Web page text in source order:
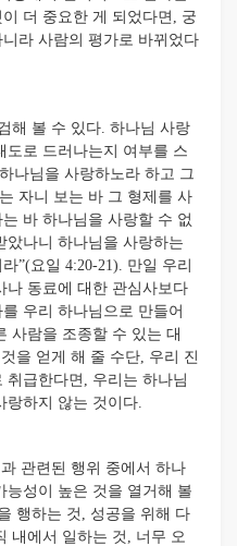
더 중요한 게 되었다면, 궁
라 사람의 평가로 바뀌었다
해 볼 수 있다. 하나님 사랑
도로 드러나는지 여부를 스
나님을 사랑하노라 하고 그
자니 보는 바 그 형제를 사
바 하나님을 사랑할 수 없
았나니 하나님을 사랑하는
”(요일 4:20-21). 만일 우리
나 동료에 대한 관심사보다
우리 하나님으로 만들어
사람을 조종할 수 있는 대
을 얻게 해 줄 수단, 우리 진
취급한다면, 우리는 하나님
랑하지 않는 것이다.
관련된 행위 중에서 하나
능성이 높은 것을 열거해 볼
행하는 것, 성공을 위해 다
내에서 일하는 것, 너무 오